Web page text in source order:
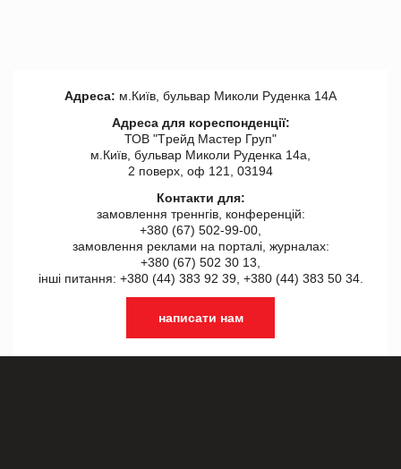
Адреса: м.Київ, бульвар Миколи Руденка 14А
Адреса для кореспонденції:
ТОВ "Tрейд Мастер Груп"
м.Київ, бульвар Миколи Руденка 14а,
2 поверх, оф 121, 03194
Контакти для:
замовлення треннгів, конференцій:
+380 (67) 502-99-00,
замовлення реклами на порталі, журналах:
+380 (67) 502 30 13,
інші питання: +380 (44) 383 92 39, +380 (44) 383 50 34.
написати нам